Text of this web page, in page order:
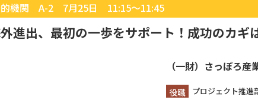
機関 A-2 7月25日 11:15～11:45
進出、最初の一歩をサポート！成功のカギ
（一財）さっぽろ産
役職 プロジェクト推